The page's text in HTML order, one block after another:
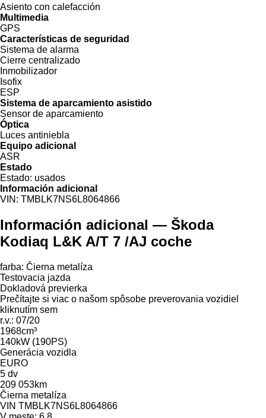
Asiento con calefacción
Multimedia
GPS
Características de seguridad
Sistema de alarma
Cierre centralizado
Inmobilizador
Isofix
ESP
Sistema de aparcamiento asistido
Sensor de aparcamiento
Óptica
Luces antiniebla
Equipo adicional
ASR
Estado
Estado: usados
Información adicional
VIN: TMBLK7NS6L8064866
Información adicional — Škoda
Kodiaq L&K A/T 7 /AJ coche
farba: Čierna metalíza
Testovacia jazda
Dokladová previerka
Prečítajte si viac o našom spôsobe preverovania vozidiel
kliknutím sem
r.v.: 07/20
1968cm³
140kW (190PS)
Generácia vozidla
EURO
5 dv
209 053km
Čierna metalíza
VIN TMBLK7NS6L8064866